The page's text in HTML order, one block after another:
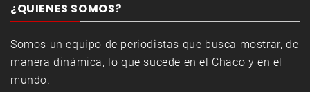
¿QUIENES SOMOS?
Somos un equipo de periodistas que busca mostrar, de
manera dinámica, lo que sucede en el Chaco y en el
mundo.